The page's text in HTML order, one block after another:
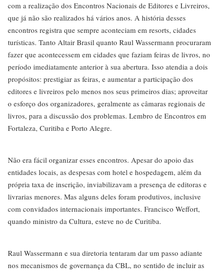
com a realização dos Encontros Nacionais de Editores e Livreiros,
que já não são realizados há vários anos. A história desses
encontros registra que sempre aconteciam em resorts, cidades
turísticas. Tanto Altair Brasil quanto Raul Wassermann procuraram
fazer que acontecessem em cidades que faziam feiras de livros, no
período imediatamente anterior à sua abertura. Isso atendia a dois
propósitos: prestigiar as feiras, e aumentar a participação dos
editores e livreiros pelo menos nos seus primeiros dias; aproveitar
o esforço dos organizadores, geralmente as câmaras regionais de
livros, para a discussão dos problemas. Lembro de Encontros em
Fortaleza, Curitiba e Porto Alegre.
Não era fácil organizar esses encontros. Apesar do apoio das
entidades locais, as despesas com hotel e hospedagem, além da
própria taxa de inscrição, inviabilizavam a presença de editoras e
livrarias menores. Mas alguns deles foram produtivos, inclusive
com convidados internacionais importantes. Francisco Weffort,
quando ministro da Cultura, esteve no de Curitiba.
Raul Wassermann e sua diretoria tentaram dar um passo adiante
nos mecanismos de governança da CBL, no sentido de incluir as